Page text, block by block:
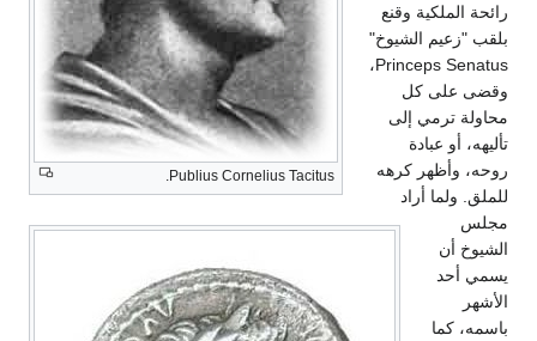
Publius Cornelius Tacitus.
رائحة الملكية وقنع
بلقب "زعيم الشيوخ"
Princeps Senatus،
وقضى على كل
محاولة ترمي إلى
تأليهه، أو عبادة
روحه، وأظهر كرهه
للملق. ولما أراد
مجلس
الشيوخ أن
يسمي أحد
الأشهر
باسمه، كما